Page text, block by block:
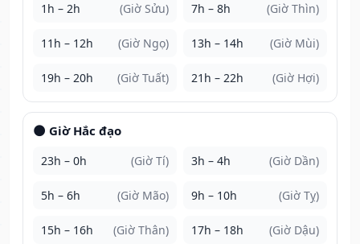
1h – 2h (Giờ Sửu) 7h – 8h (Giờ Thìn)
11h – 12h (Giờ Ngọ) 13h – 14h (Giờ Mùi)
19h – 20h (Giờ Tuất) 21h – 22h (Giờ Hợi)
🌑 Giờ Hắc đạo
23h – 0h (Giờ Tí) 3h – 4h (Giờ Dần)
5h – 6h (Giờ Mão) 9h – 10h (Giờ Tỵ)
15h – 16h (Giờ Thân) 17h – 18h (Giờ Dậu)